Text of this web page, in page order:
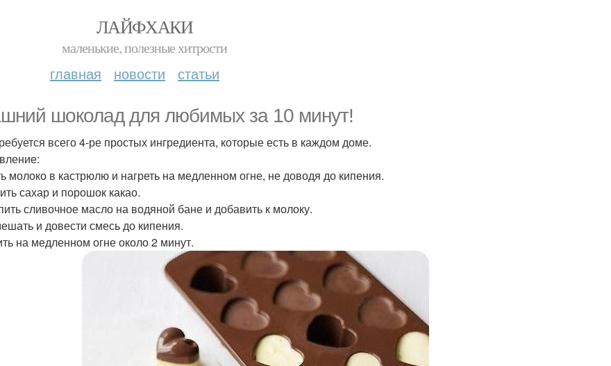
ЛАЙФХАКИ
маленькие, полезные хитрости
главная новости статьи
шоколад для любимых за 10 минут!
всего 4-ре простых ингредиента, которые есть в каждом доме.
молоко в кастрюлю и нагреть на медленном огне, не доводя до кипения.
сахар и порошок какао.
сливочное масло на водяной бане и добавить к молоку.
и довести смесь до кипения.
на медленном огне около 2 минут.